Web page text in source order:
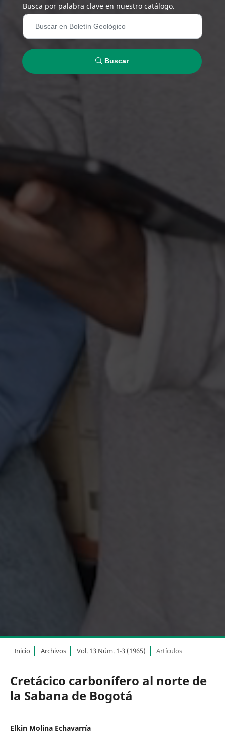
Busca por palabra clave en nuestro catálogo.
Buscar
Inicio Archivos Vol. 13 Núm. 1-3 (1965) Artículos
Cretácico carbonífero al norte de
la Sabana de Bogotá
Elkin Molina Echavarría